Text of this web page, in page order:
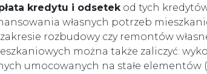
kredytu i odsetekod tych
własnych potrzeb
rozbudowy czy remontów
można także zaliczyć:
umocowanych na stałe elementów